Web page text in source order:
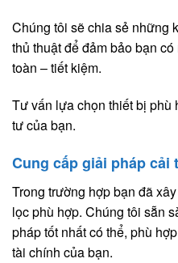
Chúng tôi sẽ chia sẻ những
thủ thuật để đảm bảo bạn
toàn – tiết kiệm.
Tư vấn lựa chọn thiết bị phù
tư của bạn.
Cung cấp giải pháp cải
Trong trường hợp bạn đã
lọc phù hợp. Chúng tôi sẵn
pháp tốt nhất có thể, phù
tài chính của bạn.